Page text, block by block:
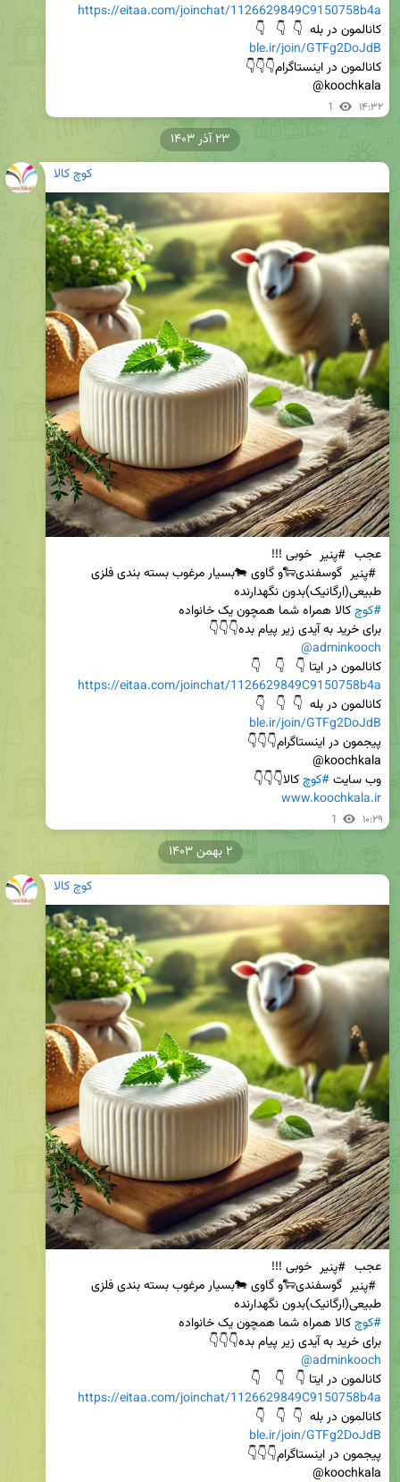
https://eitaa.com/joinchat/1126629849C9150758b4a
کانالمون در بله  👇  👇   👇
ble.ir/join/GTFg2DoJdB
koochkala@
1 ۱۴:۳۲
کوچ کالا
عجب #پنیر خوبی !!!
#پنیر
طبیعی(ارگانیک)بدون نگهدارنده
#کوچ
برای خرید به آیدی زیر پیام بده👇👇👇
@adminkooch
کانالمون در ایتا 👇   👇    👇
https://eitaa.com/joinchat/1126629849C9150758b4a
کانالمون در بله  👇  👇   👇
ble.ir/join/GTFg2DoJdB
وب سایت #کوچ کالا👇👇👇
www.koochkala.ir
1 ۱۰:۲۹
۲۳ آذر ۱۴۰۳
کوچ کالا
عجب #پنیر خوبی !!!
#پنیر
طبیعی(ارگانیک)بدون نگهدارنده
#کوچ
برای خرید به آیدی زیر پیام بده👇👇👇
@adminkooch
کانالمون در ایتا 👇   👇    👇
https://eitaa.com/joinchat/1126629849C9150758b4a
کانالمون در بله  👇  👇   👇
ble.ir/join/GTFg2DoJdB
۲ بهمن ۱۴۰۳